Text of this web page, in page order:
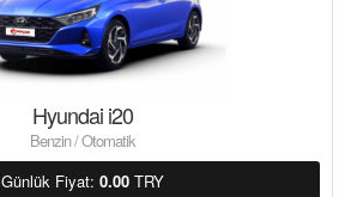
Hyundai i20
Benzin / Otomatik
Günlük Fiyat: 0.00 TRY